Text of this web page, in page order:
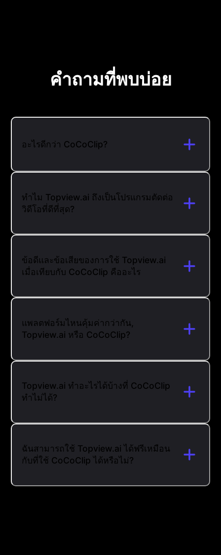
คำถามที่พบบ่อย
อะไรดีกว่า CoCoClip?
ทำไม Topview.ai ถึงเป็นโปรแกรมตัดต่อ
วิดีโอที่ดีที่สุด?
ข้อดีและข้อเสียของการใช้ Topview.ai
เมื่อเทียบกับ CoCoClip คืออะไร
แพลตฟอร์มไหนคุ้มค่ากว่ากัน,
Topview.ai หรือ CoCoClip?
Topview.ai ทำอะไรได้บ้างที่ CoCoClip
ทำไม่ได้?
ฉันสามารถใช้ Topview.ai ได้ฟรีเหมือน
กับที่ใช้ CoCoClip ได้หรือไม่?